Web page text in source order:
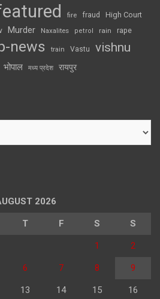
fire fraud High Court
Murder Naxalites petrol rain rape
news train Vastu vishnu
भोपाल मध्य प्रदेश रायपुर
2026
T F S S
1 2
6 7 8 9
13 14 15 16